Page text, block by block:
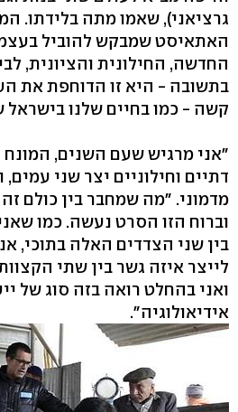
גרציאני), שאמו מתה בלידתו.
האתאיסט שמבקש להוביל
החדשה, החילונית והציונית,
בתשובה - היא זו הדוחפת את
קשה - כמו בחיים שלנו בישראל
"אני מרגיש שעם השנים,
דתיים וחילוניים יצר שני
מדמוני. "מה שמחבר בין כולם
וברוח הזו הסרט נעשה. כמו
בין שני הצדדים האלה בתוכי,
לייצר איזה גשר בין שתי
ואני בהחלט רואה בזה סוג של
אידיאולוגיה".